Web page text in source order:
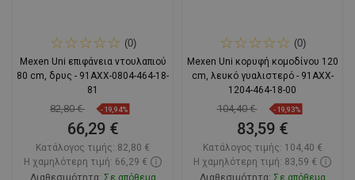
(0)
Mexen Uni επιφάνεια ντουλαπιού
80 cm, δρυς - 91AXX-0804-464-18-
81
82,80 € -19,94%
66,29 €
Κατάλογος τιμής: 82,80 €
Η χαμηλότερη τιμή: 66,29 €
Διαθεσιμότητα: Σε απόθεμα
(0)
Mexen Uni κορυφή κομοδίνου 120
cm, λευκό γυαλιστερό - 91AXX-
1204-464-18-00
104,40 € -19,93%
83,59 €
Κατάλογος τιμής: 104,40 €
Η χαμηλότερη τιμή: 83,59 €
Διαθεσιμότητα: Σε απόθεμα